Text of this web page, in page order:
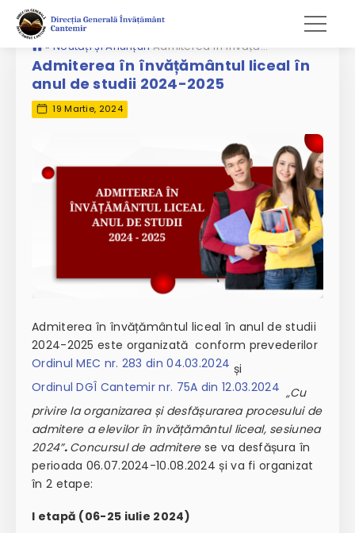
» Noutăți și Anunțuri Admiterea în învățământul liceal în anul de studii 2024-2025
Admiterea în învățământul liceal în
anul de studii 2024-2025
19 Martie, 2024
Admiterea în învățământul liceal în anul de studii
2024-2025 este organizată conform prevederilor
Ordinul MEC nr. 283 din 04.03.2024 și
Ordinul DGÎ Cantemir nr. 75A din 12.03.2024 „Cu
privire la organizarea și desfășurarea procesului de
admitere a elevilor în învățământul liceal, sesiunea
2024”. Concursul de admitere se va desfășura în
perioada 06.07.2024-10.08.2024 și va fi organizat
în 2 etape:
I etapă (06-25 iulie 2024)